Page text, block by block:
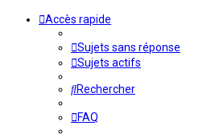
Accès rapide
Sujets sans réponse
Sujets actifs
Rechercher
FAQ